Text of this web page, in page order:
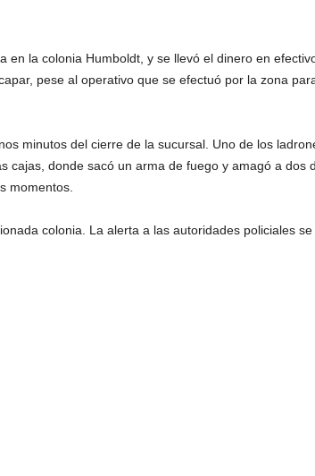
la colonia Humboldt, y se llevó el dinero en
pese al operativo que se efectuó por la zona
minutos del cierre de la sucursal. Uno de los
cajas, donde sacó un arma de fuego y amagó a dos
momentos.
colonia. La alerta a las autoridades policiales